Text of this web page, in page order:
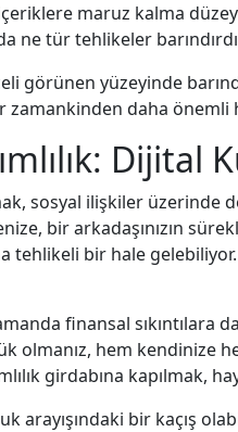
maruz kalma
ne tür tehlikeler
görünen yüzeyinde
zamankinden daha önemli
Dijital
sosyal ilişkiler üzerinde
bir arkadaşınızın
tehlikeli bir hale
finansal
olmanız, hem kendinize
girdabına kapılmak,
arayışındaki bir kaçış